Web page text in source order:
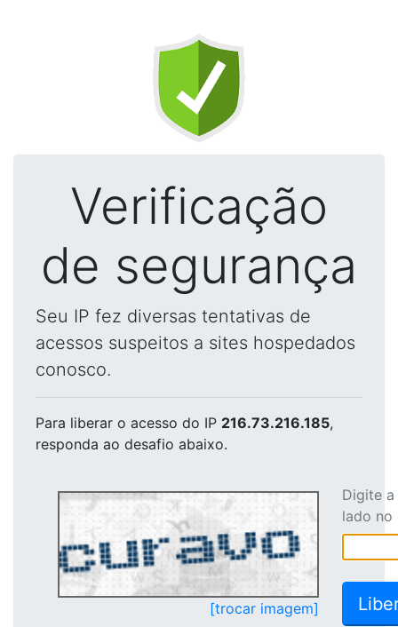
Verificação
de segurança
Seu IP fez diversas tentativas de
acessos suspeitos a sites hospedados
conosco.
Para liberar o acesso do IP 216.73.216.185,
responda ao desafio abaixo.
[trocar imagem]
Digite
lado no